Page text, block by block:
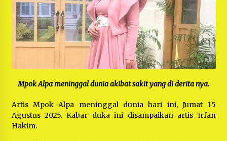
Kartini Penggerak Lingkungan dari Sampah
Bukit Berlian
1 tahun ago
PNM Berangkatkan Ratusan Peserta : Mudik
Aman Sampai Tujuan BUMN 2025
Ketua Umum Jurpala KOSMI Indonesia Gilang
Bayu Nugraha, S.H, Ucapkan Terimakasih Atas
Support Camat Kedungwaringin Memberikan
Mpok Alpa meninggal dunia akibat sakit yang di derita nya.
Artis Mpok Alpa meninggal dunia hari ini, Jumat 15
Agustus 2025. Kabar duka ini disampaikan artis Irfan
Hakim.